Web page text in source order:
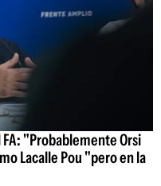
"Probablemente Orsi
Lacalle Pou "pero en la